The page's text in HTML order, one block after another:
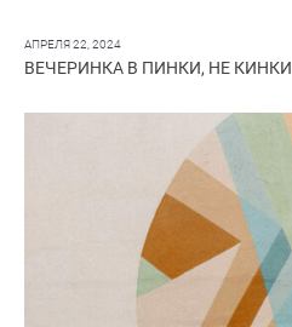
АПРЕЛЯ 22, 2024
ВЕЧЕРИНКА В ПИНКИ, НЕ КИНКИ